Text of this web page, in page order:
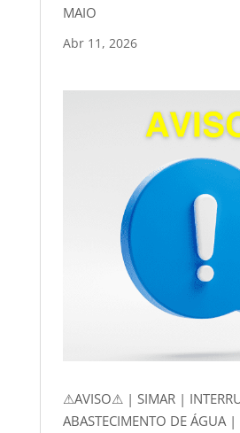
MAIO
Abr 11, 2026
⚠AVISO⚠ | SIMAR |
ABASTECIMENTO DE ÁGUA